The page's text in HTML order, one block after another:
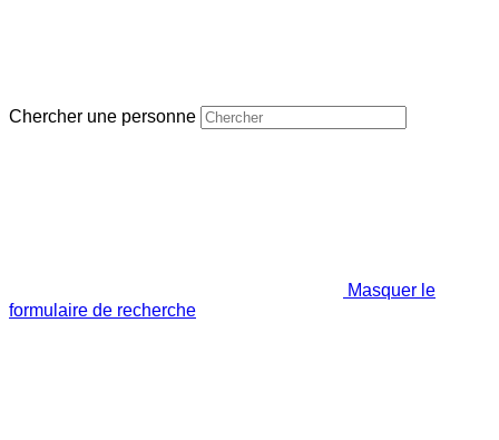
Chercher une personne
Masquer le
formulaire de recherche